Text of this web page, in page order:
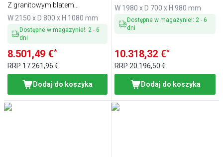
Z granitowym blatem
roboczym
W 2150 x D 800 x H 1080 mm
Dostępne w magazynie!: 2 - 6
dni
8.501,49 €*
RRP 17.261,96 €
Dodaj do koszyka
kuchennym
W 1980 x D 700 x H 980 mm
Dostępne w magazynie!: 2 - 6
dni
10.318,32 €*
RRP20.196,50 €
Dodaj do koszyka